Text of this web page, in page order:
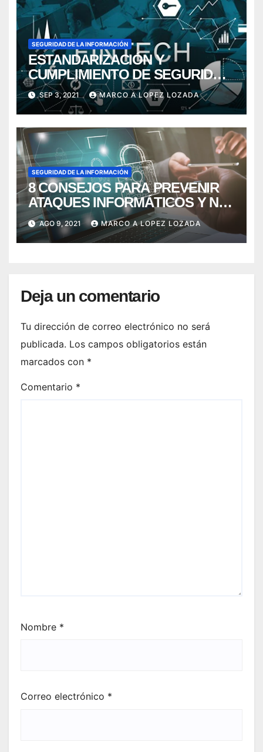
SEGURIDAD DE LA INFORMACIÓN
ESTANDARIZACIÓN Y
CUMPLIMIENTO DE SEGURIDAD
DE LA INFORMACIÓN EN LAS
FINTECH
SEP 3, 2021 MARCO A LOPEZ LOZADA
SEGURIDAD DE LA INFORMACIÓN
8 CONSEJOS PARA PREVENIR
ATAQUES INFORMÁTICOS Y NO
MERMAR LA RENTABILIDAD Y
PRODUCTIVIDAD DE LA
ORGANIZACIÓN.
AGO 9, 2021 MARCO A LOPEZ LOZADA
Deja un comentario
Tu dirección de correo electrónico no será
publicada. Los campos obligatorios están
marcados con *
Comentario *
Nombre *
Correo electrónico *